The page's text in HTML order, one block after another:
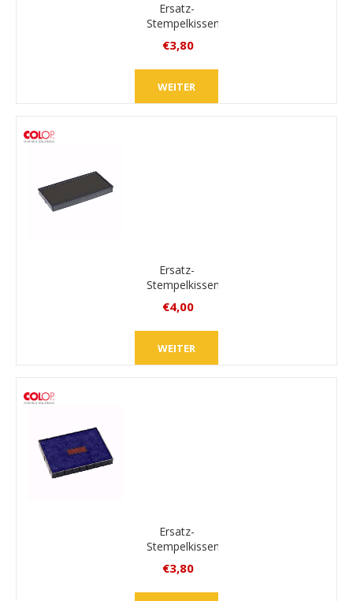
Ersatz-
Stempelkissen
Colop E/45
€3,80
zzgl.
WEITER
Ersatz-
Stempelkissen
Colop E/50
€4,00
zzgl.
WEITER
Ersatz-
Stempelkissen
Colop E/54
€3,80